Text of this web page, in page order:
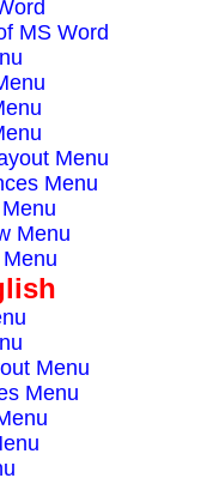
MS Word
Menu
Menu
Menu
Menu
Menu